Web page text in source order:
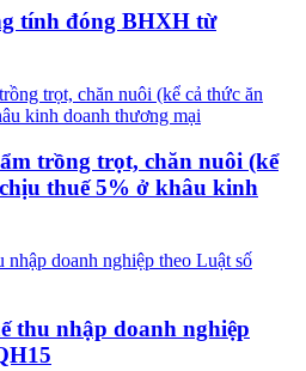
tính đóng BHXH từ
trồng trọt, chăn nuôi (kể
thuế 5% ở khâu kinh
thu nhập doanh nghiệp